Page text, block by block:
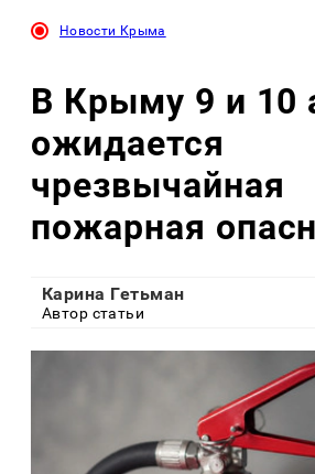
Новости Крыма
В Крыму 9 и 10
ожидается
чрезвычайная
пожарная
Карина Гетьман
Автор статьи